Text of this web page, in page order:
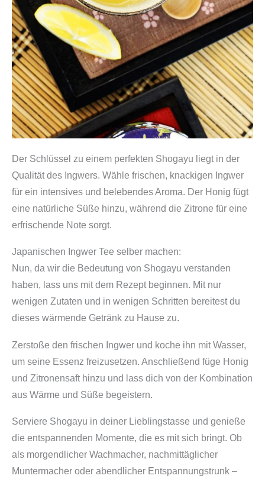
Der Schlüssel zu einem perfekten Shogayu liegt in der
Qualität des Ingwers. Wähle frischen, knackigen Ingwer
für ein intensives und belebendes Aroma. Der Honig fügt
eine natürliche Süße hinzu, während die Zitrone für eine
erfrischende Note sorgt.
Japanischen Ingwer Tee selber machen:
Nun, da wir die Bedeutung von Shogayu verstanden
haben, lass uns mit dem Rezept beginnen. Mit nur
wenigen Zutaten und in wenigen Schritten bereitest du
dieses wärmende Getränk zu Hause zu.
Zerstoße den frischen Ingwer und koche ihn mit Wasser,
um seine Essenz freizusetzen. Anschließend füge Honig
und Zitronensaft hinzu und lass dich von der Kombination
aus Wärme und Süße begeistern.
Serviere Shogayu in deiner Lieblingstasse und genieße
die entspannenden Momente, die es mit sich bringt. Ob
als morgendlicher Wachmacher, nachmittäglicher
Muntermacher oder abendlicher Entspannungstrunk –